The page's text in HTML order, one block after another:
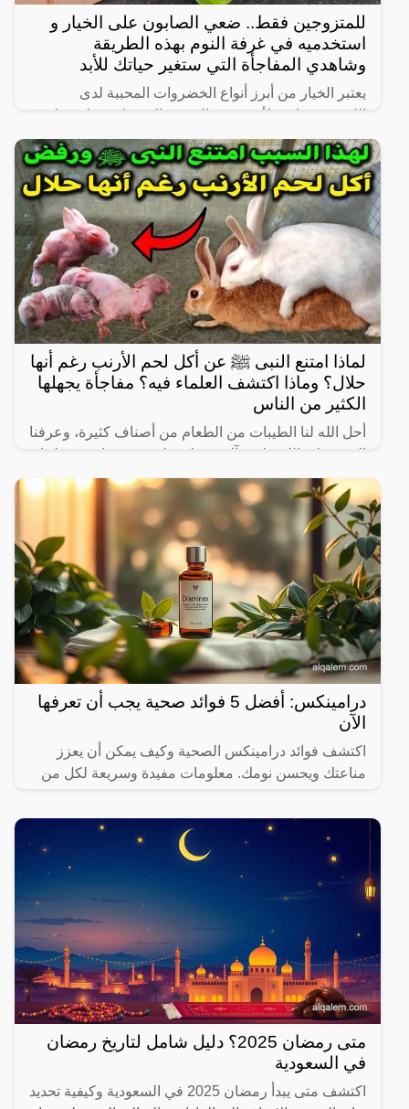
للمتزوجين فقط.. ضعي الصابون على الخيار و
استخدميه في غرفة النوم بهذه الطريقة
وشاهدي المفاجأة التي ستغير حياتك للأبد
يعتبر الخيار من أبرز أنواع الخضروات المحببة لدى
الكثيرين، خاصة لأنه شبه خالي من السعرات وطعمه لذيذ
ومنعش، وله فوائد كثيرة لأنه غني بالفيتامينات والمعادن،
كما
لماذا امتنع النبى ﷺ عن أكل لحم الأرنب رغم أنها
حلال؟ وماذا اكتشف العلماء فيه؟ مفاجأة يجهلها
الكثير من الناس
أحل الله لنا الطيبات من الطعام من أصناف كثيرة، وعرفنا
النبي صلى الله عليه وآله وسـلم على بعض ما حرم علينا،
ولكن يثير البعض من حين لآخر بعض المعلومات الغير
درامينكس: أفضل 5 فوائد صحية يجب أن تعرفها
الآن
اكتشف فوائد درامينكس الصحية وكيف يمكن أن يعزز
مناعتك ويحسن نومك. معلومات مفيدة وسريعة لكل من
متى رمضان 2025؟ دليل شامل لتاريخ رمضان
في السعودية
اكتشف متى يبدأ رمضان 2025 في السعودية وكيفية تحديد